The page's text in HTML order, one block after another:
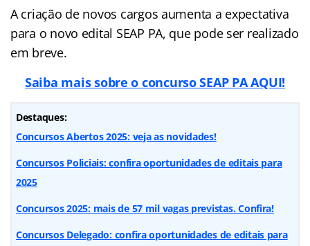
A criação de novos cargos aumenta a expectativa
para o novo edital SEAP PA, que pode ser realizado
em breve.
Saiba mais sobre o concurso SEAP PA AQUI!
Destaques:
Concursos Abertos 2025: veja as novidades!
Concursos Policiais: confira oportunidades de editais para
2025
Concursos 2025: mais de 57 mil vagas previstas. Confira!
Concursos Delegado: confira oportunidades de editais para